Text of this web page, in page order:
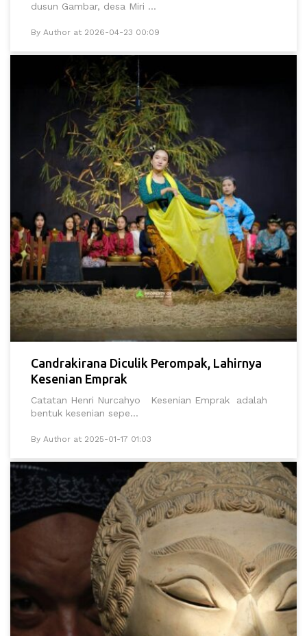
dusun Gambar, desa Miri ...
By Author at 2026-04-23 00:09
Candrakirana Diculik Perompak, Lahirnya
Kesenian Emprak
Catatan Henri Nurcahyo Kesenian Emprak adalah
bentuk kesenian sepe...
By Author at 2025-01-17 01:03